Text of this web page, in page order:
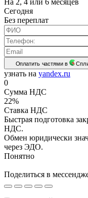
Cегодня
Без переплат
Оплатить частями в
узнать на yandex.ru
0
Сумма НДС
22%
Ставка НДС
Быстрая подготовка
НДС.
Обмен юридически
через ЭДО.
Понятно
Поделиться в